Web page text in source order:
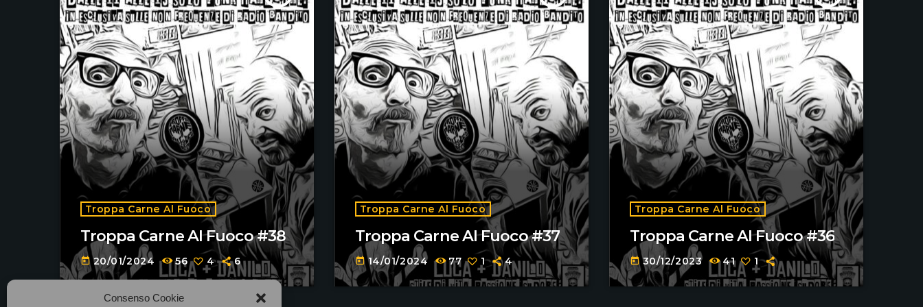
Consenso Cookie
Troppa Carne Al Fuoco
Troppa Carne Al Fuoco #38
today 20/01/2024 56 4 6
Troppa Carne Al Fuoco
Troppa Carne Al Fuoco #37
today 14/01/2024 77 1 4
Troppa Carne Al Fuoco
Troppa Carne Al Fuoco #36
today 30/12/2023 41 1